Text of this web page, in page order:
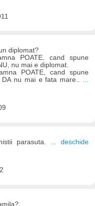
diplomat?
POATE, cand spune
nu mai e diplomat.
POATE, cand spune
DA nu mai e fata mare.. ...
parasuta.
... deschide